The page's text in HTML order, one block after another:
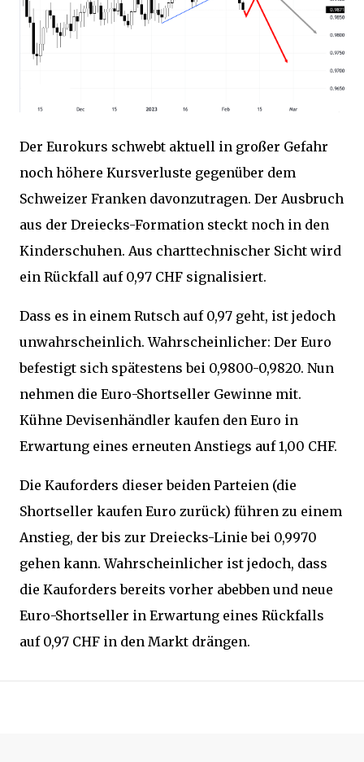
Der Eurokurs schwebt aktuell in großer Gefahr
noch höhere Kursverluste gegenüber dem
Schweizer Franken davonzutragen. Der Ausbruch
aus der Dreiecks-Formation steckt noch in den
Kinderschuhen. Aus charttechnischer Sicht wird
ein Rückfall auf 0,97 CHF signalisiert.
Dass es in einem Rutsch auf 0,97 geht, ist jedoch
unwahrscheinlich. Wahrscheinlicher: Der Euro
befestigt sich spätestens bei 0,9800-0,9820. Nun
nehmen die Euro-Shortseller Gewinne mit.
Kühne Devisenhändler kaufen den Euro in
Erwartung eines erneuten Anstiegs auf 1,00 CHF.
Die Kauforders dieser beiden Parteien (die
Shortseller kaufen Euro zurück) führen zu einem
Anstieg, der bis zur Dreiecks-Linie bei 0,9970
gehen kann. Wahrscheinlicher ist jedoch, dass
die Kauforders bereits vorher abebben und neue
Euro-Shortseller in Erwartung eines Rückfalls
auf 0,97 CHF in den Markt drängen.